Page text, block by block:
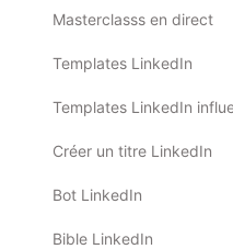
Masterclasss en direct
Templates LinkedIn
Templates LinkedIn
Créer un titre LinkedIn
Bot LinkedIn
Bible LinkedIn